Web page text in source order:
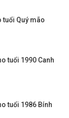
tuổi Quý mão
tuổi 1990 Canh
tuổi 1986 Bính